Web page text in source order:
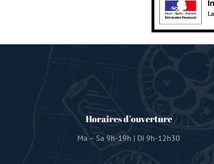
Horaires d’ouverture
Ma – Sa 9h-19h | Di 9h-12h30